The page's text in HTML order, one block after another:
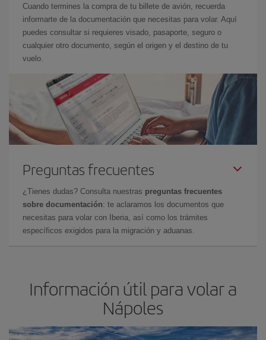
Cuando termines la compra de tu billete de avión, recuerda
informarte de la documentación que necesitas para volar. Aquí
puedes consultar si requieres visado, pasaporte, seguro o
cualquier otro documento, según el origen y el destino de tu
vuelo.
Preguntas frecuentes
¿Tienes dudas? Consulta nuestras preguntas frecuentes
sobre documentación: te aclaramos los documentos que
necesitas para volar con Iberia, así como los trámites
específicos exigidos para la migración y aduanas.
Información útil para volar a
Nápoles